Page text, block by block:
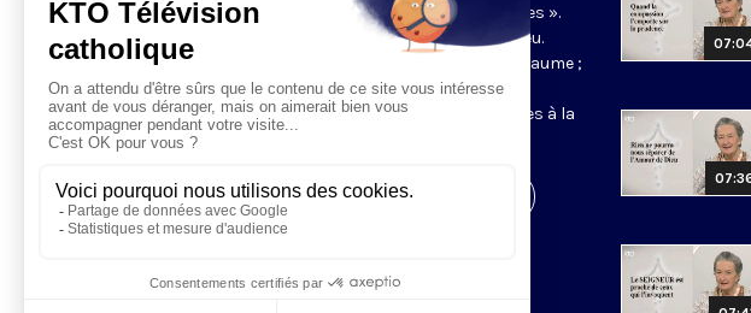
Luc appelle « l’intelligence des Écritures ».
Chaque jour, vivez avec la Parole de Dieu.
Lundi, la première lecture ; mardi, le psaume ;
mercredi, la deuxième lecture ; jeudi,
l’Évangile ; vendredi, les quatre épisodes à la
Visiter la page de l'émission